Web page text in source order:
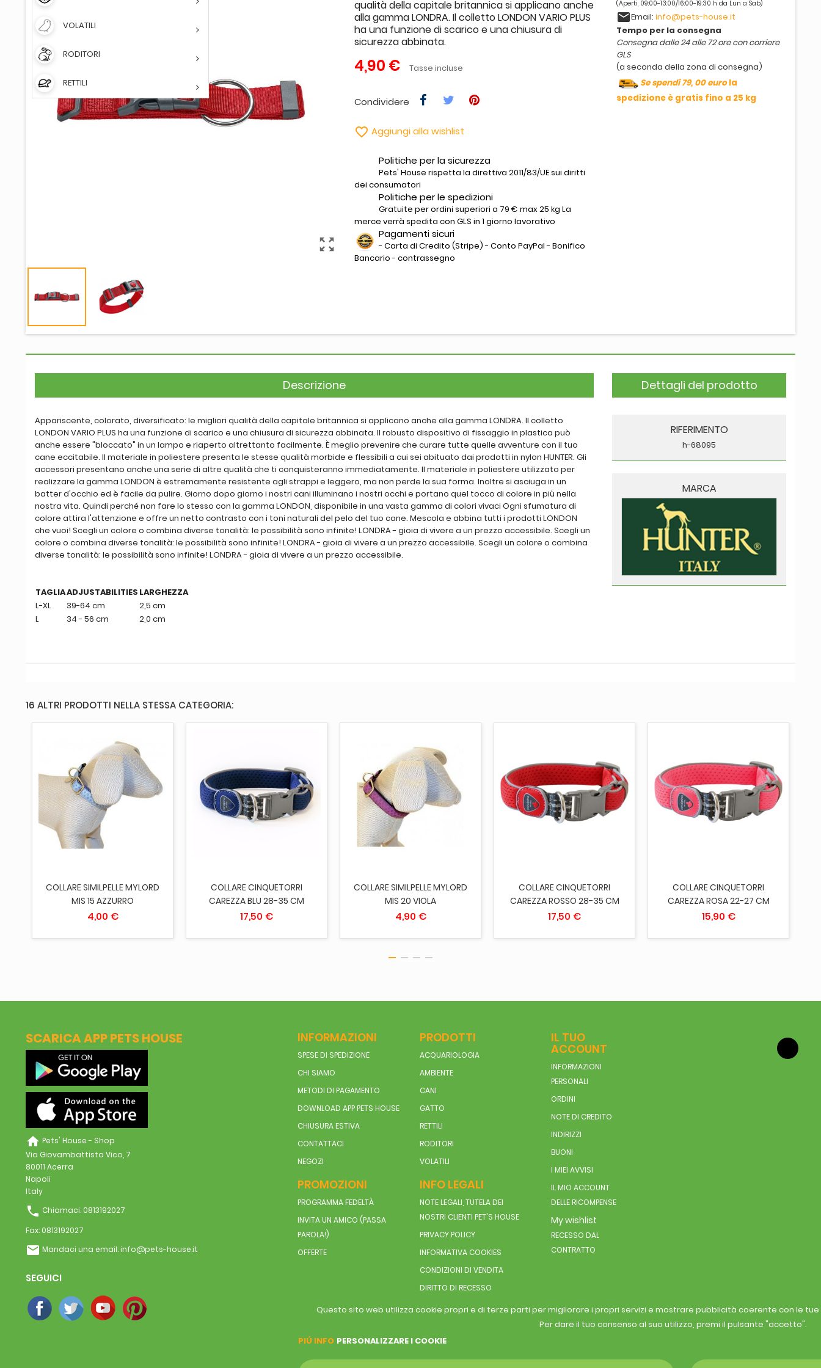
VOLATILI
RODITORI
RETTILI
zoom_out_map
qualità della capitale britannica si applicano anche
alla gamma LONDRA. Il colletto LONDON VARIO PLUS
ha una funzione di scarico e una chiusura di
sicurezza abbinata.
4,90 € Tasse incluse
Condividere
 Aggiungi alla wishlist
Politiche per la sicurezza
Pets' House rispetta la direttiva 2011/83/UE sui diritti
dei consumatori
Politiche per le spedizioni
Gratuite per ordini superiori a 79 € max 25 kg La
merce verrà spedita con GLS in 1 giorno lavorativo
Pagamenti sicuri
- Carta di Credito (Stripe) - Conto PayPal - Bonifico
Bancario - contrassegno
(Aperti, 09:00-13:00/16:00-19:30 h da Lun a Sab)
emailEmail:info@pets-house.it
Tempo per la consegna
Consegna dalle 24 alle 72 ore con corriere
GLS
(a seconda della zona di consegna)
Se spendi 79, 00 eurola
spedizione è gratis fino a 25 kg
Descrizione
Appariscente, colorato, diversificato: le migliori qualità della capitale britannica si applicano anche alla gamma LONDRA. Il colletto
LONDON VARIO PLUS ha una funzione di scarico e una chiusura di sicurezza abbinata. Il robusto dispositivo di fissaggio in plastica può
anche essere "bloccato" in un lampo e riaperto altrettanto facilmente. È meglio prevenire che curare tutte quelle avventure con il tuo
cane eccitabile. Il materiale in poliestere presenta le stesse qualità morbide e flessibili a cui sei abituato dai prodotti in nylon HUNTER. Gli
accessori presentano anche una serie di altre qualità che ti conquisteranno immediatamente. Il materiale in poliestere utilizzato per
realizzare la gamma LONDON è estremamente resistente agli strappi e leggero, ma non perde la sua forma. Inoltre si asciuga in un
batter d'occhio ed è facile da pulire. Giorno dopo giorno i nostri cani illuminano i nostri occhi e portano quel tocco di colore in più nella
nostra vita. Quindi perché non fare lo stesso con la gamma LONDON, disponibile in una vasta gamma di colori vivaci Ogni sfumatura di
colore attira l'attenzione e offre un netto contrasto con i toni naturali del pelo del tuo cane. Mescola e abbina tutti i prodotti LONDON
che vuoi! Scegli un colore o combina diverse tonalità: le possibilità sono infinite! LONDRA - gioia di vivere a un prezzo accessibile. Scegli un
colore o combina diverse tonalità: le possibilità sono infinite! LONDRA - gioia di vivere a un prezzo accessibile. Scegli un colore o combina
diverse tonalità: le possibilità sono infinite! LONDRA - gioia di vivere a un prezzo accessibile.
TAGLIAADJUSTABILITIES LARGHEZZA
L-XL
39-64 cm
2,5 cm
L
34 - 56 cm 2,0 cm
Dettagli del prodotto
RIFERIMENTO
h-68095
MARCA
16 ALTRI PRODOTTI NELLA STESSA CATEGORIA:
AGGIUNGI AL CARRELLO
COLLARE SIMILPELLE MYLORD
MIS 15 AZZURRO
4,00 €
AGGIUNGI AL CARRELLO
COLLARE CINQUETORRI
CAREZZA BLU 28-35 CM
17,50 €
AGGIUNGI AL CARRELLO
COLLARE SIMILPELLE MYLORD
MIS 20 VIOLA
4,90 €
AGGIUNGI AL CARRELLO
COLLARE CINQUETORRI
CAREZZA ROSSO 28-35 CM
17,50 €
AGGIUNGI AL CARRELLO
COLLARE CINQUETORRI
CAREZZA ROSA 22-27 CM
15,90 €
SCARICA APP PETS HOUSE
home Pets' House - Shop
Via Giovambattista Vico, 7
80011 Acerra
Napoli
Italy
phone Chiamaci: 0813192027
Fax: 0813192027
email Mandaci una email:info@pets-house.it
SEGUICI
INFORMAZIONI
SPESE DI SPEDIZIONE
CHI SIAMO
METODI DI PAGAMENTO
DOWNLOAD APP PETS HOUSE
CHIUSURA ESTIVA
CONTATTACI
NEGOZI
PRODOTTI
ACQUARIOLOGIA
AMBIENTE
CANI
GATTO
RETTILI
RODITORI
VOLATILI
PROMOZIONI
PROGRAMMA FEDELTÀ
INVITA UN AMICO (PASSA
PAROLA!)
OFFERTE
INFO LEGALI
NOTE LEGALI, TUTELA DEI
NOSTRI CLIENTI PET'S HOUSE
PRIVACY POLICY
INFORMATIVA COOKIES
CONDIZIONI DI VENDITA
DIRITTO DI RECESSO
IL TUO
ACCOUNT
INFORMAZIONI
PERSONALI
ORDINI
NOTE DI CREDITO
INDIRIZZI
BUONI
I MIEI AVVISI
IL MIO ACCOUNT
DELLE RICOMPENSE
My wishlist
RECESSO DAL
CONTRATTO
Questo sito web utilizza cookie propri e di terze parti per migliorare i propri servizi e mostrare pubblicità coerente con le
Per dare il tuo consenso al suo utilizzo, premi il pulsante "accetto".
PIÚ INFO PERSONALIZZARE I COOKIE